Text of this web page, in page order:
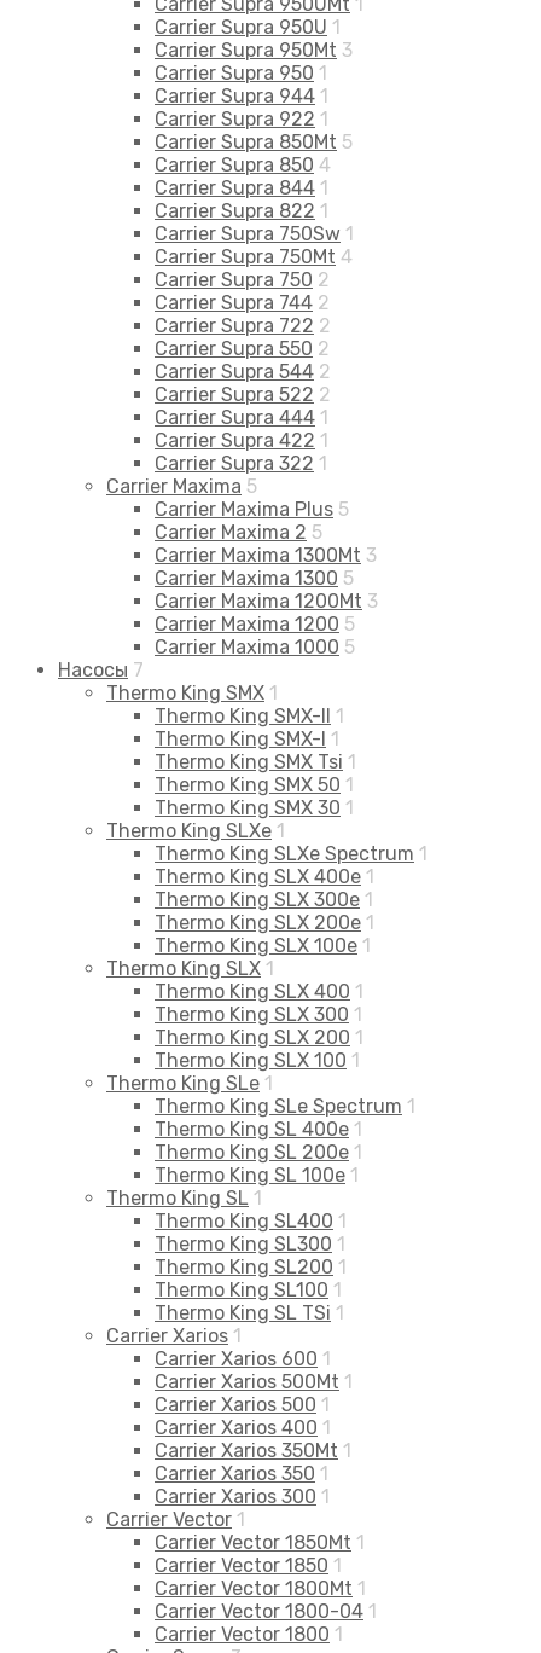
Carrier Supra 950U 1
Carrier Supra 950Mt 3
Carrier Supra 950 1
Carrier Supra 944 1
Carrier Supra 922 1
Carrier Supra 850Mt 5
Carrier Supra 850 4
Carrier Supra 844 1
Carrier Supra 822 1
Carrier Supra 750Sw 1
Carrier Supra 750Mt 4
Carrier Supra 750 2
Carrier Supra 744 2
Carrier Supra 722 2
Carrier Supra 550 2
Carrier Supra 544 2
Carrier Supra 522 2
Carrier Supra 444 1
Carrier Supra 422 1
Carrier Supra 322 1
Carrier Maxima 5
Carrier Maxima Plus 5
Carrier Maxima 2 5
Carrier Maxima 1300Mt 3
Carrier Maxima 1300 5
Carrier Maxima 1200Mt 3
Carrier Maxima 1200 5
Carrier Maxima 1000 5
Насосы 7
Thermo King SMX 1
Thermo King SMX-II 1
Thermo King SMX-I 1
Thermo King SMX Tsi 1
Thermo King SMX 50 1
Thermo King SMX 30 1
Thermo King SLXe 1
Thermo King SLXe Spectrum 1
Thermo King SLX 400e 1
Thermo King SLX 300e 1
Thermo King SLX 200e 1
Thermo King SLX 100e 1
Thermo King SLX 1
Thermo King SLX 400 1
Thermo King SLX 300 1
Thermo King SLX 200 1
Thermo King SLX 100 1
Thermo King SLe 1
Thermo King SLe Spectrum 1
Thermo King SL 400e 1
Thermo King SL 200e 1
Thermo King SL 100e 1
Thermo King SL 1
Thermo King SL400 1
Thermo King SL300 1
Thermo King SL200 1
Thermo King SL100 1
Thermo King SL TSi 1
Carrier Xarios 1
Carrier Xarios 600 1
Carrier Xarios 500Mt 1
Carrier Xarios 500 1
Carrier Xarios 400 1
Carrier Xarios 350Mt 1
Carrier Xarios 350 1
Carrier Xarios 300 1
Carrier Vector 1
Carrier Vector 1850Mt 1
Carrier Vector 1850 1
Carrier Vector 1800Mt 1
Carrier Vector 1800-04 1
Carrier Vector 1800 1